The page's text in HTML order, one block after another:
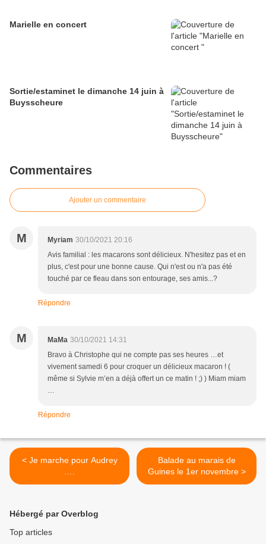
Marielle en concert
Sortie/estaminet le dimanche 14 juin à
Buysscheure
Commentaires
Ajouter un commentaire
M Myriam 30/10/2021 20:16
Avis familial : les macarons sont délicieux. N'hesitez pas et en
plus, c'est pour une bonne cause. Qui n'est ou n'a pas été
touché par ce fleau dans son entourage, ses amis...?
Répondre
M MaMa 30/10/2021 14:31
Bravo à Christophe qui ne compte pas ses heures …et
vivement samedi 6 pour croquer un délicieux macaron ! (
même si Sylvie m’en a déjà offert un ce matin ! ;) ) Miam miam
…
Répondre
< Je marche pour Audrey
Balade au marais de
Guines le 1er novembre >
Hébergé par Overblog
Top articles